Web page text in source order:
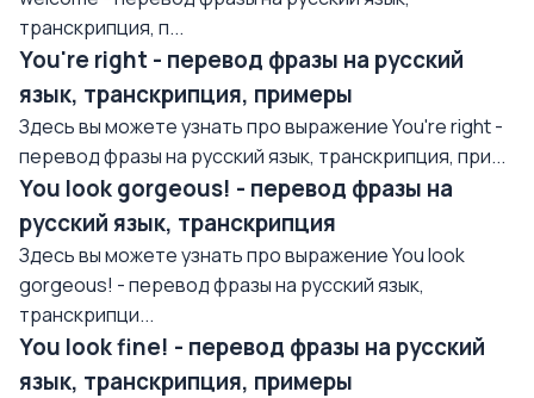
транскрипция, п...
You're right - перевод фразы на русский
язык, транскрипция, примеры
Здесь вы можете узнать про выражение You're right -
перевод фразы на русский язык, транскрипция, при...
You look gorgeous! - перевод фразы на
русский язык, транскрипция
Здесь вы можете узнать про выражение You look
gorgeous! - перевод фразы на русский язык,
транскрипци...
You look fine! - перевод фразы на русский
язык, транскрипция, примеры